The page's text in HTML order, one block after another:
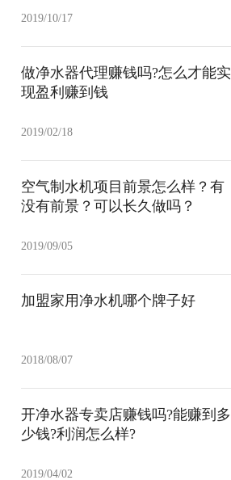
2019/10/17
做净水器代理赚钱吗?怎么才能实
现盈利赚到钱
2019/02/18
空气制水机项目前景怎么样？有
没有前景？可以长久做吗？
2019/09/05
加盟家用净水机哪个牌子好
2018/08/07
开净水器专卖店赚钱吗?能赚到多
少钱?利润怎么样?
2019/04/02